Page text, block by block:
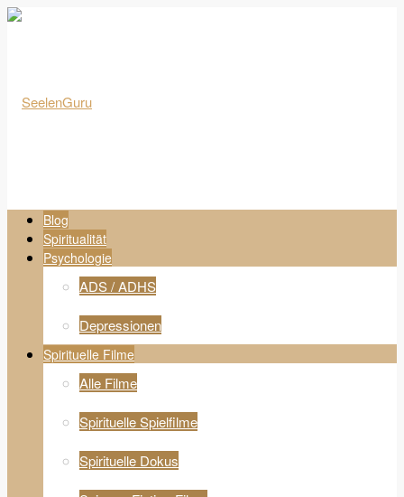
Blog
Spiritualität
Psychologie
ADS / ADHS
Depressionen
Spirituelle Filme
Alle Filme
Spirituelle Spielfilme
Spirituelle Dokus